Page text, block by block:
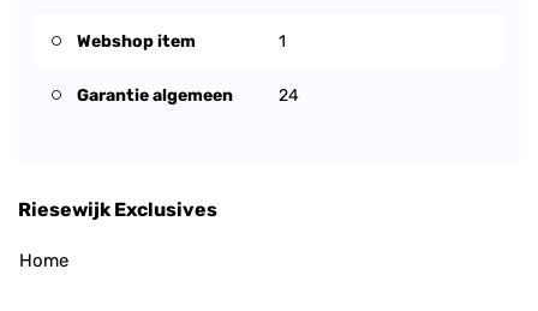
Webshop item 1
Garantie algemeen 24
Riesewijk Exclusives
Home